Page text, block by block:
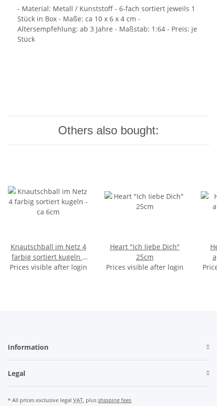
- Material: Metall / Kunststoff - 6-fach sortiert jeweils 1
Stück in Box - Maße: ca 10 x 6 x 4 cm -
Altersempfehlung: ab 3 Jahre - Maßstab: 1:64 - Preis: je
Stück
Others also bought:
Knautschball im Netz 4
farbig sortiert kugeln -
ca 6cm
Prices visible after login
Heart "Ich Iiebe Dich"
25cm
Prices visible after login
Information
Legal
* All prices exclusive legal VAT, plus shipping fees